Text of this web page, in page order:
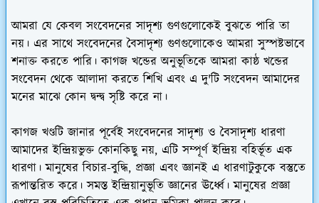
আমরা যে কেবল সংবেদনের সাদৃশ্য গুণগুলোকেই বুঝতে পারি তা
নয়। এর সাথে সংবেদনের বৈসাদৃশ্য গুণগুলোকেও আমরা সুস্পষ্টভাবে
শনাক্ত করতে পারি। কাগজ খন্ডের অনুভূতিকে আমরা কাষ্ঠ খন্ডের
সংবেদন থেকে আলাদা করতে শিখি এবং এ দু'টি সংবেদন আমাদের
মনের মাঝে কোন দ্বন্দ্ব সৃষ্টি করে না।
কাগজ খণ্ডটি জানার পূর্বেই সংবেদনের সাদৃশ্য ও বৈসাদৃশ্য ধারণা
আমাদের ইন্দ্রিয়ভুক্ত কোনকিছু নয়, এটি সম্পূর্ণ ইন্দ্রিয় বহির্ভূত এক
ধারণা। মানুষের বিচার-বুদ্ধি, প্রজ্ঞা এবং জ্ঞানই এ ধারণাটুকুকে বস্তুতে
রূপান্তরিত করে। সমস্ত ইন্দ্রিয়ানুভূতি জ্ঞানের ঊর্ধ্বে। মানুষের প্রজ্ঞা